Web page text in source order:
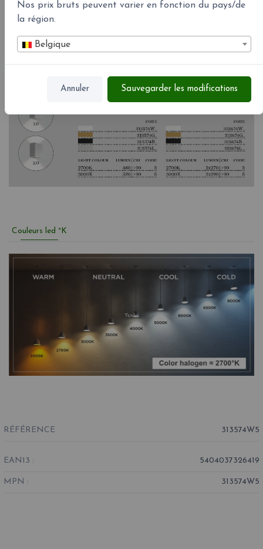
Nos prix bruts peuvent varier en fonction du pays/de
la région.
Belgique
Annuler Sauvegarder les modifications
Couleurs led °K
RÉFÉRENCE 313574W5
EAN13 : 5404037326419
MPN : 313574W5